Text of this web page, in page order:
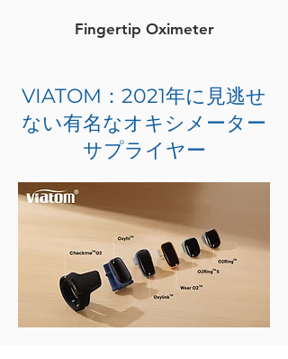
Fingertip Oximeter
VIATOM：2021年に見逃せ
ない有名なオキシメーター
サプライヤー